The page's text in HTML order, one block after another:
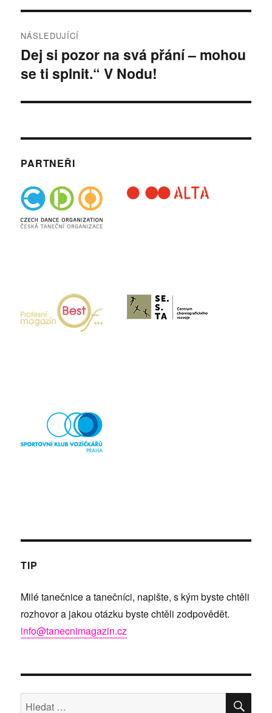
NÁSLEDUJÍCÍ
Následující
příspěvek:
Dej si pozor na svá přání – mohou
se ti splnit.“ V Nodu!
PARTNEŘI
TIP
Milé tanečnice a tanečníci, napište, s kým byste chtěli
rozhovor a jakou otázku byste chtěli zodpovědět.
info@tanecnimagazin.cz
Hledat: